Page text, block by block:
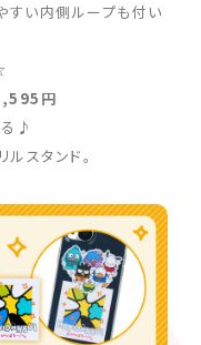
すい内側ループも付い
円
る♪
スタンド。